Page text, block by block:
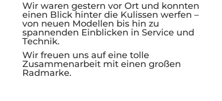
Wir waren gestern vor Ort und konnten
einen Blick hinter die Kulissen werfen –
von neuen Modellen bis hin zu
spannenden Einblicken in Service und
Technik.
Wir freuen uns auf eine tolle
Zusammenarbeit mit einen großen
Radmarke.